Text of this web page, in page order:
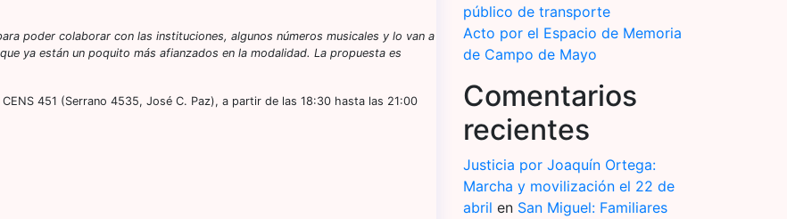
poder colaborar con las instituciones, algunos números musicales y lo van a
ya están un poquito más afianzados en la modalidad. La propuesta es
451 (Serrano 4535, José C. Paz), a partir de las 18:30 hasta las 21:00
público de transporte
Acto por el Espacio de Memoria
de Campo de Mayo
Comentarios
recientes
Justicia por Joaquín Ortega:
Marcha y movilización el 22 de
abril en San Miguel: Familiares